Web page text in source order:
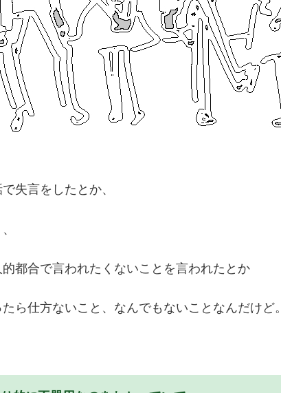
失言をしたとか、
都合で言われたくないことを言われたとか
ら仕方ないこと、なんでもないことなんだけど。